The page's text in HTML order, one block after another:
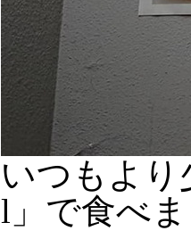
いつもより
l」で食べ